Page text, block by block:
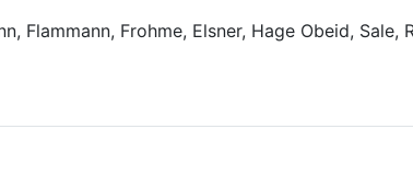
Flammann, Frohme, Elsner, Hage Obeid, Sale,